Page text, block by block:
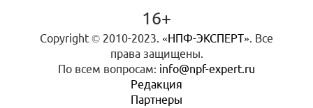
16+
Copyright © 2010-2023. «НПФ-ЭКСПЕРТ». Все
права защищены.
По всем вопросам: info@npf-expert.ru
Редакция
Партнеры